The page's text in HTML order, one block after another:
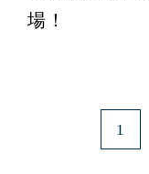
場！
1